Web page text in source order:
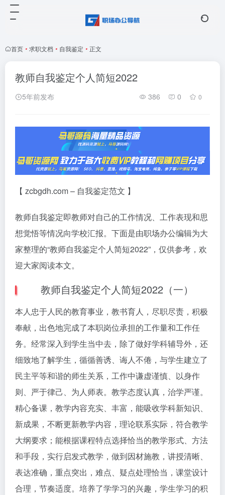
首页 • 求职文档 • 自我鉴定 • 正文
教师自我鉴定个人简短2022
5年前发布 386 0 0
【 zcbgdh.com – 自我鉴定范文 】
教师自我鉴定即教师对自己的工作情况、工作表现和思
想觉悟等情况向学校汇报。下面是由职场办公编辑为大
家整理的“教师自我鉴定个人简短2022”，仅供参考，欢
迎大家阅读本文。
教师自我鉴定个人简短2022（一）
本人忠于人民的教育事业，教书育人，尽职尽责，积极
奉献，出色地完成了本职岗位承担的工作量和工作任
务。经常深入到学生当中去，除了做好学科辅导外，还
细致地了解学生，循循善诱、诲人不倦，与学生建立了
民主平等和谐的师生关系，工作中谦虚谨慎、以身作
则、严于律己、为人师表。教学态度认真，治学严谨。
精心备课，教学内容充实、丰富，能吸收学科新知识、
新成果，不断更新教学内容，理论联系实际，符合教学
大纲要求；能根据课程特点选择恰当的教学形式、方法
和手段，实行启发式教学，做到因材施教，讲授清晰、
表达准确，重点突出，难点、疑点处理恰当，课堂设计
合理，节奏适度。培养了学学习的兴趣，学生学习的积